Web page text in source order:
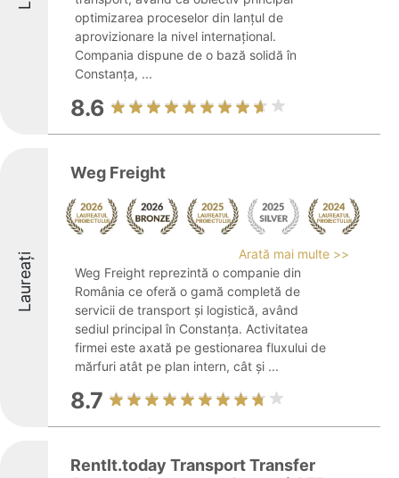
optimizarea proceselor din lanțul de
aprovizionare la nivel internațional.
Compania dispune de o bază solidă în
Constanța, ...
8.6
Laureați
Weg Freight
Arată mai multe >>
Weg Freight reprezintă o companie din
România ce oferă o gamă completă de
servicii de transport și logistică, având
sediul principal în Constanța. Activitatea
firmei este axată pe gestionarea fluxului de
mărfuri atât pe plan intern, cât și ...
8.7
RentIt.today Transport Transfer